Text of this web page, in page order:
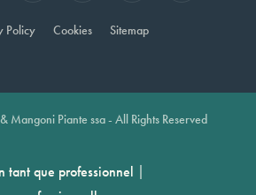
Policy Cookies Sitemap
Piante ssa - All Rights Reserved
tant que professionnel |